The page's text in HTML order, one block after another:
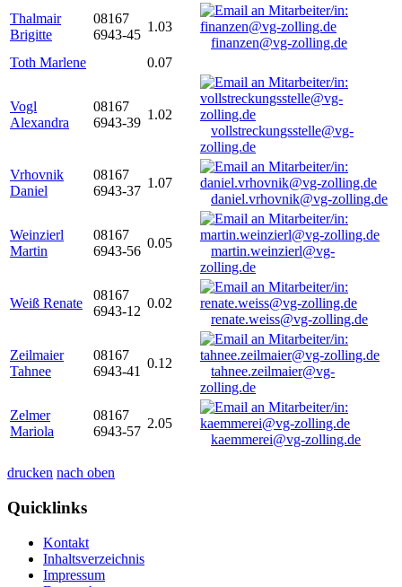
Thalmair
Brigitte
08167
6943-45
1.03
finanzen@vg-zolling.de
Toth Marlene
0.07
Vogl
Alexandra
08167
6943-39
1.02
vollstreckungsstelle@vg-
zolling.de
Vrhovnik
Daniel
08167
6943-37
1.07
daniel.vrhovnik@vg-zolling.de
Weinzierl
Martin
08167
6943-56
0.05
martin.weinzierl@vg-
zolling.de
Weiß Renate
08167
6943-12
0.02
renate.weiss@vg-zolling.de
Zeilmaier
Tahnee
08167
6943-41
0.12
tahnee.zeilmaier@vg-
zolling.de
Zelmer
Mariola
08167
6943-57
2.05
kaemmerei@vg-zolling.de
drucken nach oben
Quicklinks
Kontakt
Inhaltsverzeichnis
Impressum